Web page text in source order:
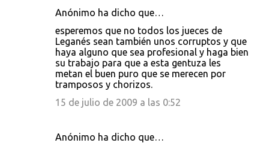
Anónimo ha dicho que…
esperemos que no todos los jueces de
Leganés sean también unos corruptos y que
haya alguno que sea profesional y haga bien
su trabajo para que a esta gentuza les
metan el buen puro que se merecen por
tramposos y chorizos.
15 de julio de 2009 a las 0:52
Anónimo ha dicho que…